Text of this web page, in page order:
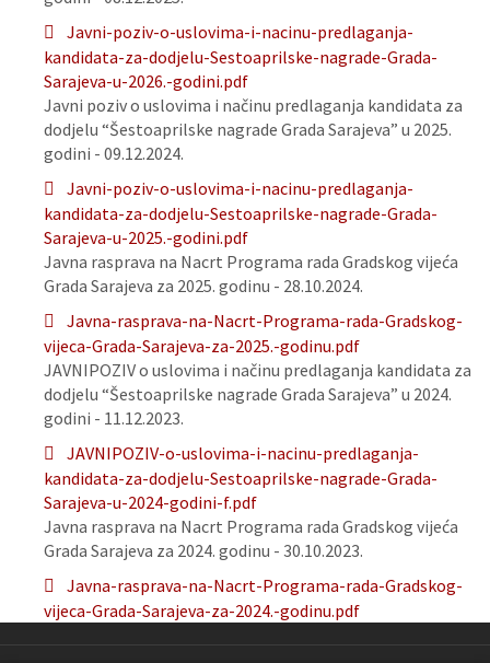
Javni-poziv-o-uslovima-i-nacinu-predlaganja-
kandidata-za-dodjelu-Sestoaprilske-nagrade-Grada-
Sarajeva-u-2026.-godini.pdf
Javni poziv o uslovima i načinu predlaganja kandidata za
dodjelu “Šestoaprilske nagrade Grada Sarajeva” u 2025.
godini - 09.12.2024.
Javni-poziv-o-uslovima-i-nacinu-predlaganja-
kandidata-za-dodjelu-Sestoaprilske-nagrade-Grada-
Sarajeva-u-2025.-godini.pdf
Javna rasprava na Nacrt Programa rada Gradskog vijeća
Grada Sarajeva za 2025. godinu - 28.10.2024.
Javna-rasprava-na-Nacrt-Programa-rada-Gradskog-
vijeca-Grada-Sarajeva-za-2025.-godinu.pdf
JAVNIPOZIV o uslovima i načinu predlaganja kandidata za
dodjelu “Šestoaprilske nagrade Grada Sarajeva” u 2024.
godini - 11.12.2023.
JAVNIPOZIV-o-uslovima-i-nacinu-predlaganja-
kandidata-za-dodjelu-Sestoaprilske-nagrade-Grada-
Sarajeva-u-2024-godini-f.pdf
Javna rasprava na Nacrt Programa rada Gradskog vijeća
Grada Sarajeva za 2024. godinu - 30.10.2023.
Javna-rasprava-na-Nacrt-Programa-rada-Gradskog-
vijeca-Grada-Sarajeva-za-2024.-godinu.pdf